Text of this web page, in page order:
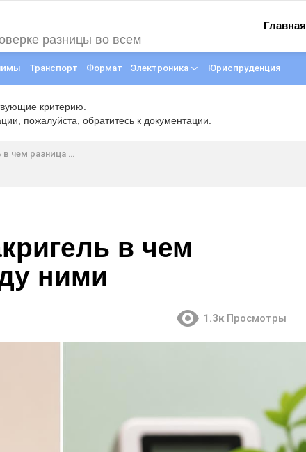
разницы во всем
Главная
Транспорт Формат Электроника Юриспруденция
критерию.
пожалуйста, обратитесь к документации.
между ними
в чем
ними
1.3к Просмотры